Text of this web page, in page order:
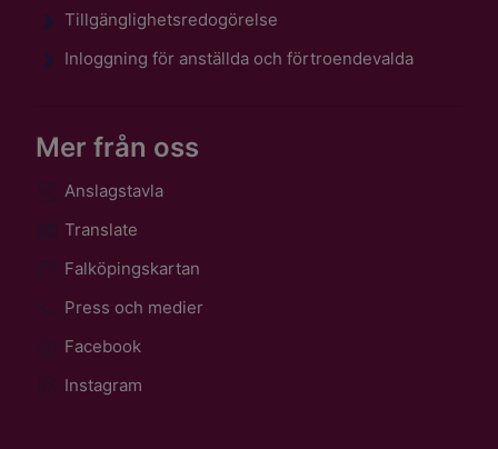
Tillgänglighetsredogörelse
Inloggning för anställda och förtroendevalda
Mer från oss
Anslagstavla
Translate
Falköpingskartan
Press och medier
Facebook
Instagram